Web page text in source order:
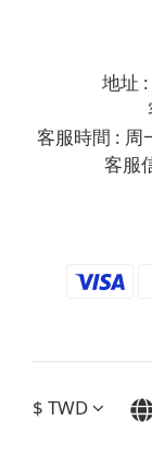
地址
客服時間 : 周
客服
$ TWD